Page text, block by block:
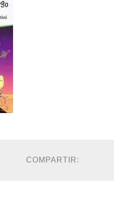
COMPARTIR: